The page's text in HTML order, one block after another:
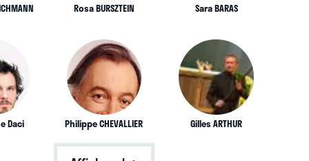
Rosa BURSZTEIN Sara BARAS
Daci Philippe CHEVALLIER Gilles ARTHUR